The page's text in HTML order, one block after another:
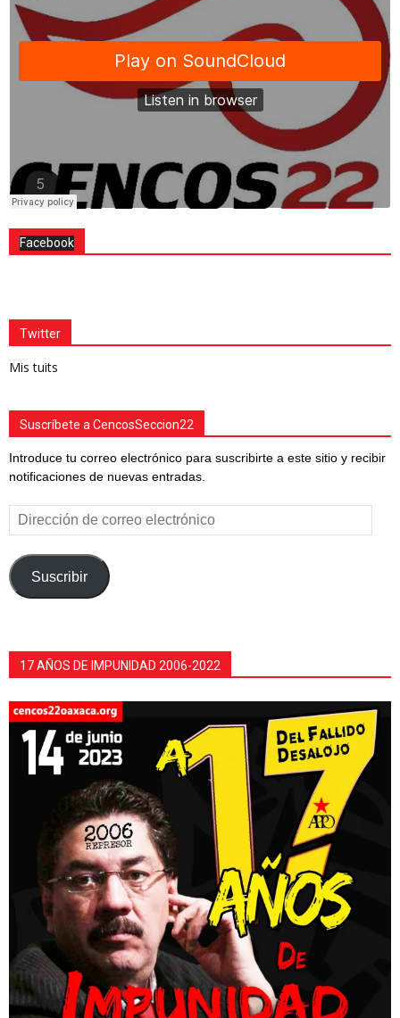
Facebook
Twitter
Mis tuits
Suscríbete a CencosSeccion22
Introduce tu correo electrónico para suscribirte a este sitio y recibir
notificaciones de nuevas entradas.
Dirección
de
correo
electrónico
Suscribir
17 AÑOS DE IMPUNIDAD 2006-2022